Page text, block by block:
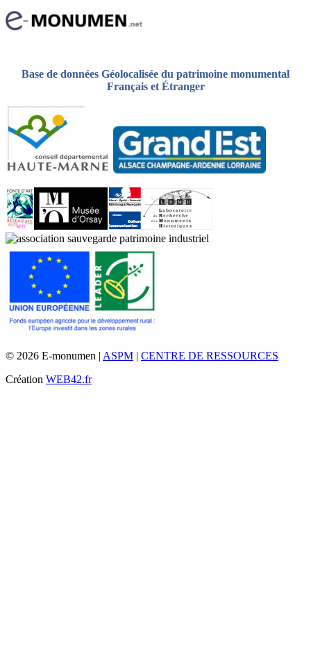
Base de données Géolocalisée du patrimoine monumental
Français et Étranger
© 2026 E-monumen | ASPM | CENTRE DE RESSOURCES
Création WEB42.fr